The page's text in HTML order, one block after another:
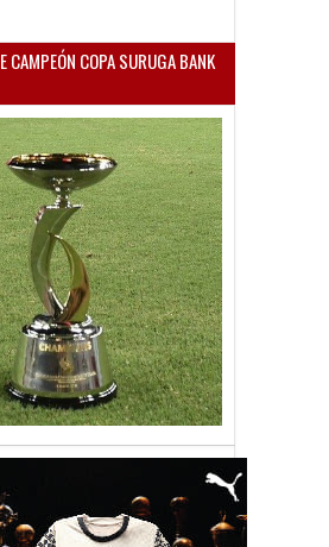
CAMPEÓN COPA SURUGA BANK